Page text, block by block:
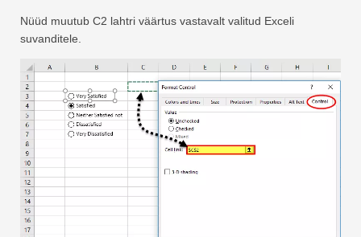
Nüüd muutub C2 lahtri väärtus vastavalt valitud Exceli
suvanditele.